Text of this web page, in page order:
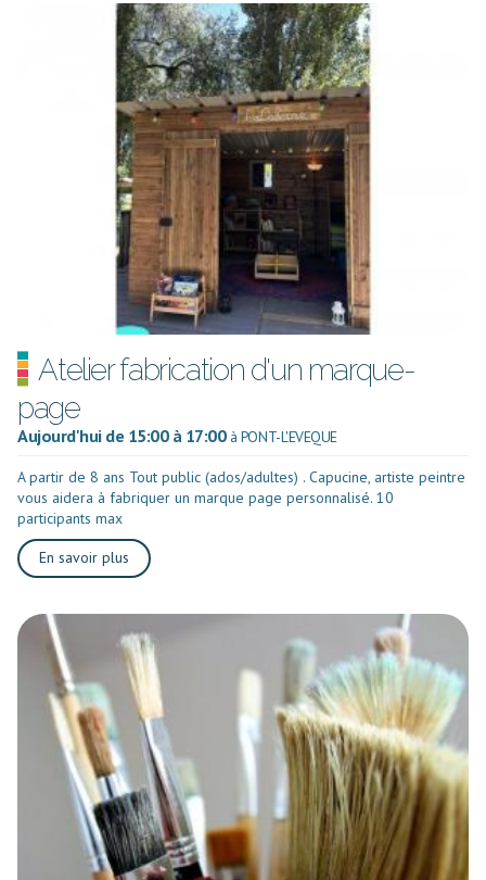
Atelier fabrication d'un marque-
page
Aujourd'hui de 15:00 à 17:00 à PONT-L'EVEQUE
A partir de 8 ans Tout public (ados/adultes) . Capucine, artiste peintre
vous aidera à fabriquer un marque page personnalisé. 10
participants max
En savoir plus